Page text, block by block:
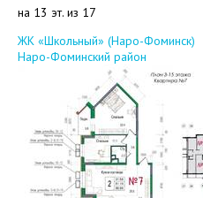
на 13 эт. из 17
Добавить в избранное
ЖК «Школьный» (Наро-Фоминск)
Наро-Фоминский район